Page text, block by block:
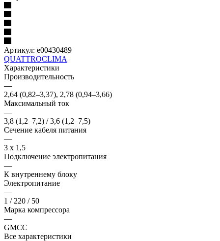
Артикул: e00430489
QUATTROCLIMA
Характеристики
Производительность
—
2,64 (0,82–3,37), 2,78 (0,94–3,66)
Максимальный ток
—
3,8 (1,2–7,2) / 3,6 (1,2–7,5)
Сечение кабеля питания
—
3 х 1,5
Подключение электропитания
—
К внутреннему блоку
Электропитание
—
1 / 220 / 50
Марка компрессора
—
GMCC
Все характеристики